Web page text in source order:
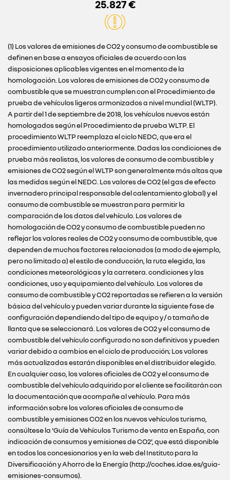
25.827 €
(1) Los valores de emisiones de CO2 y consumo de combustible se
definen en base a ensayos oficiales de acuerdo con las
disposiciones aplicables vigentes en el momento de la
homologación. Los valores de emisiones de CO2 y consumo de
combustible que se muestran cumplen con el Procedimiento de
prueba de vehículos ligeros armonizados a nivel mundial (WLTP).
A partir del 1 de septiembre de 2018, los vehículos nuevos están
homologados según el Procedimiento de prueba WLTP. El
procedimiento WLTP reemplaza el ciclo NEDC, que era el
procedimiento utilizado anteriormente. Dadas las condiciones de
prueba más realistas, los valores de consumo de combustible y
emisiones de CO2 según el WLTP son generalmente más altas que
las medidas según el NEDC. Los valores de CO2 (el gas de efecto
invernadero principal responsable del calentamiento global) y el
consumo de combustible se muestran para permitir la
comparación de los datos del vehículo. Los valores de
homologación de CO2 y consumo de combustible pueden no
reflejar los valores reales de CO2 y consumo de combustible, que
dependen de muchos factores relacionados (a modo de ejemplo,
pero no limitado a) el estilo de conducción, la ruta elegida, las
condiciones meteorológicas y la carretera. condiciones y las
condiciones, uso y equipamiento del vehículo. Los valores de
consumo de combustible y CO2 reportadas se refieren a la versión
básica del vehículo y pueden variar durante la siguiente fase de
configuración dependiendo del tipo de equipo y / o tamaño de
llanta que se seleccionará. Los valores de CO2 y el consumo de
combustible del vehículo configurado no son definitivos y pueden
variar debido a cambios en el ciclo de producción; Los valores
más actualizadas estarán disponibles en el distribuidor elegido.
En cualquier caso, los valores oficiales de CO2 y el consumo de
combustible del vehículo adquirido por el cliente se facilitarán con
la documentación que acompañe al vehículo. Para más
información sobre los valores oficiales de consumo de
combustible y emisiones CO2 en los nuevos vehículos turismo,
consúltese la 'Guía de Vehículos Turismo de venta en España, con
indicación de consumos y emisiones de CO2', que está disponible
en todos los concesionarios y en la web del Instituto para la
Diversificación y Ahorro de la Energía (http://coches.idae.es/guia-
emisiones-consumos).